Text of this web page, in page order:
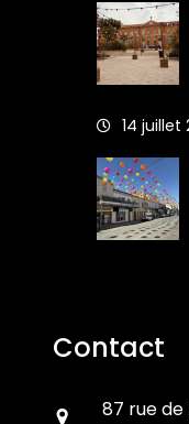
14 juillet
Contact
87 rue de